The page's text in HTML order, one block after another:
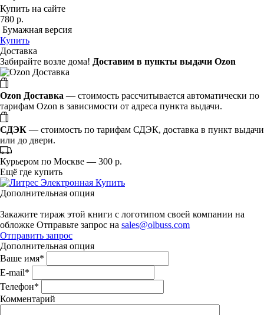
Купить на сайте
780 р.
Бумажная версия
Купить
Доставка
Забирайте возле дома! Доставим в пункты выдачи Ozon
Ozon Доставка — стоимость рассчитывается автоматически по
тарифам Ozon в зависимости от адреса пункта выдачи.
СДЭК — стоимость по тарифам СДЭК, доставка в пункт выдачи
или до двери.
Курьером по Москве — 300 р.
Ещё где купить
Электронная Купить
Дополнительная опция
Закажите тираж этой книги с логотипом своей компании на
обложке Отправьте запрос на sales@olbuss.com
Отправить запрос
Дополнительная опция
Ваше имя*
E-mail*
Телефон*
Комментарий